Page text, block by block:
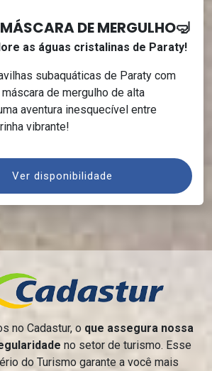
DE MERGULHO🤿
as águas cristalinas de Paraty!
subaquáticas de Paraty com
de mergulho de alta
aventura inesquecível entre
vibrante!
Ver disponibilidade
no Cadastur, o que assegura nossa
no setor de turismo. Esse
do Turismo garante a você mais